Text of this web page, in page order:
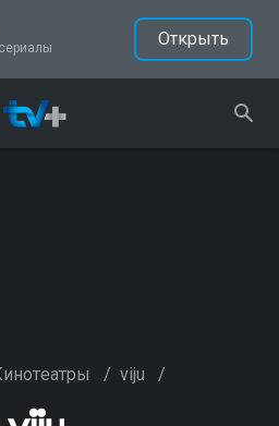
Открыть
/ viju /